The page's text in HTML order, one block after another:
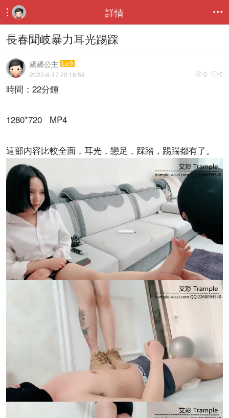
 詳情 
長春聞岐暴力耳光踢踩
嬌嬌公主 Lv.9
 0  0
2022-6-17 20:16:59
時間：22分鍾
1280*720 MP4
這部内容比較全面，耳光，戀足，踩踏，踢踹都有了。